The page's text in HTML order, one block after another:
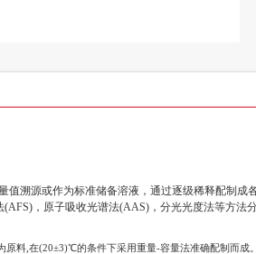
溯源或作为标准储备溶液，通过逐级稀释配制成
，原子吸收光谱法(AAS)，分光光度法等方法分
料,在(20±3)℃的条件下采用重量-容量法准确配制而成。